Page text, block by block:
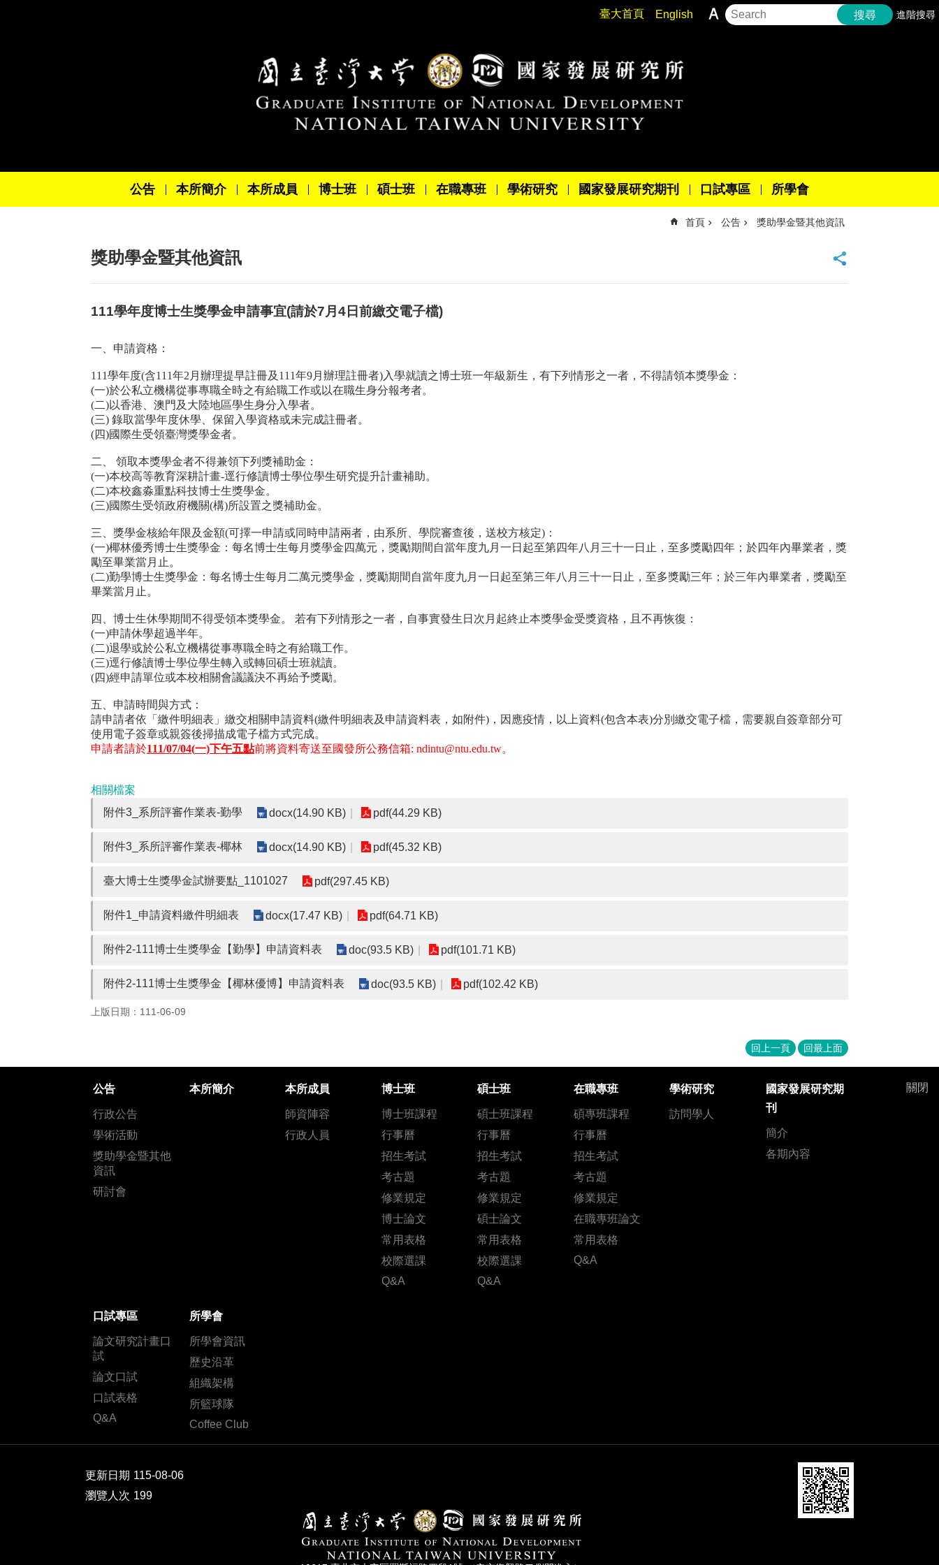
臺大首頁 English 搜尋 進階搜尋
公告 本所簡介 本所成員 博士班 碩士班 在職專班 學術研究 國家發展研究期刊 口試專區 所學會
首頁 公告 獎助學金暨其他資訊
獎助學金暨其他資訊
111學年度博士生獎學金申請事宜(請於7月4日前繳交電子檔)
一、申請資格：
111學年度(含111年2 月辦理提早註冊及 111年9月辦理註冊者)入學就讀之博士班一年級新生，有下列情形之一者，不得請領本獎學金：
(一)於公私立機構從事專職全時之有給職工作或以在職生身分報考者。
(二)以香港、澳門及大陸地區學生身分入學者。
(三) 錄取當學年度休學、保留入學資格或未完成註冊者。
(四)國際生受領臺灣獎學金者。
二、 領取本獎學金者不得兼領下列獎補助金：
(一)本校高等教育深耕計畫-逕行修讀博士學位學生研究提升計畫補助。
(二)本校鑫淼重點科技博士生獎學金。
(三)國際生受領政府機關(構)所設置之獎補助金。
三、獎學金核給年限及金額(可擇一申請或同時申請兩者，由系所、學院審查後，送校方核定) ：
(一)椰林優秀博士生獎學金：每名博士生每月獎學金四萬元，獎勵期間自當年度九月一日起至第四年八月三十一日止，至多獎勵四年；於四年內畢業者，獎
勵至畢業當月止。
(二)勤學博士生獎學金：每名博士生每月二萬元獎學金，獎勵期間自當年度九月一日起至第三年八月三十一日止，至多獎勵三年；於三年內畢業者，獎勵至
畢業當月止。
四、博士生休學期間不得受領本獎學金。 若有下列情形之一者，自事實發生日次月起終止本獎學金受獎資格，且不再恢復：
(一)申請休學超過半年。
(二)退學或於公私立機構從事專職全時之有給職工作。
(三)逕行修讀博士學位學生轉入或轉回碩士班就讀。
(四)經申請單位或本校相關會議議決不再給予獎勵。
五、申請時間與方式：
請申請者依「繳件明細表」繳交相關申請資料(繳件明細表及申請資料表，如附件) ，因應疫情，以上資料(包含本表)分別繳交電子檔，需要親自簽章部分可
使用電子簽章或親簽後掃描成電子檔方式完成。
申請者請於111/07/04(一)下午五點前將資料寄送至國發所公務信箱: ndintu@ntu.edu.tw。
相關檔案
附件3_系所評審作業表-勤學
docx(14.90 KB) pdf(44.29 KB)
附件3_系所評審作業表-椰林 docx(14.90 KB) pdf(45.32 KB)
臺大博士生獎學金試辦要點_1101027 pdf(297.45 KB)
附件1_申請資料繳件明細表 docx(17.47 KB) pdf(64.71 KB)
附件2-111博士生獎學金【勤學】申請資料表 doc(93.5 KB) pdf(101.71 KB)
附件2-111博士生獎學金【椰林優博】申請資料表 doc(93.5 KB) pdf(102.42 KB)
上版日期：111-06-09
回上一頁 回最上面
關閉
公告
行政公告
學術活動
獎助學金暨其他
資訊
研討會
本所簡介 本所成員
師資陣容
行政人員
博士班
博士班課程
行事曆
招生考試
考古題
修業規定
博士論文
常用表格
校際選課
Q&A
碩士班
碩士班課程
行事曆
招生考試
考古題
修業規定
碩士論文
常用表格
校際選課
Q&A
在職專班
碩專班課程
行事曆
招生考試
考古題
修業規定
在職專班論文
常用表格
Q&A
學術研究
訪問學人
國家發展研究期
刊
簡介
各期內容
口試專區
論文研究計畫口
試
論文口試
口試表格
Q&A
所學會
所學會資訊
歷史沿革
組織架構
所籃球隊
Coffee Club
更新日期 115-08-06
瀏覽人次 199